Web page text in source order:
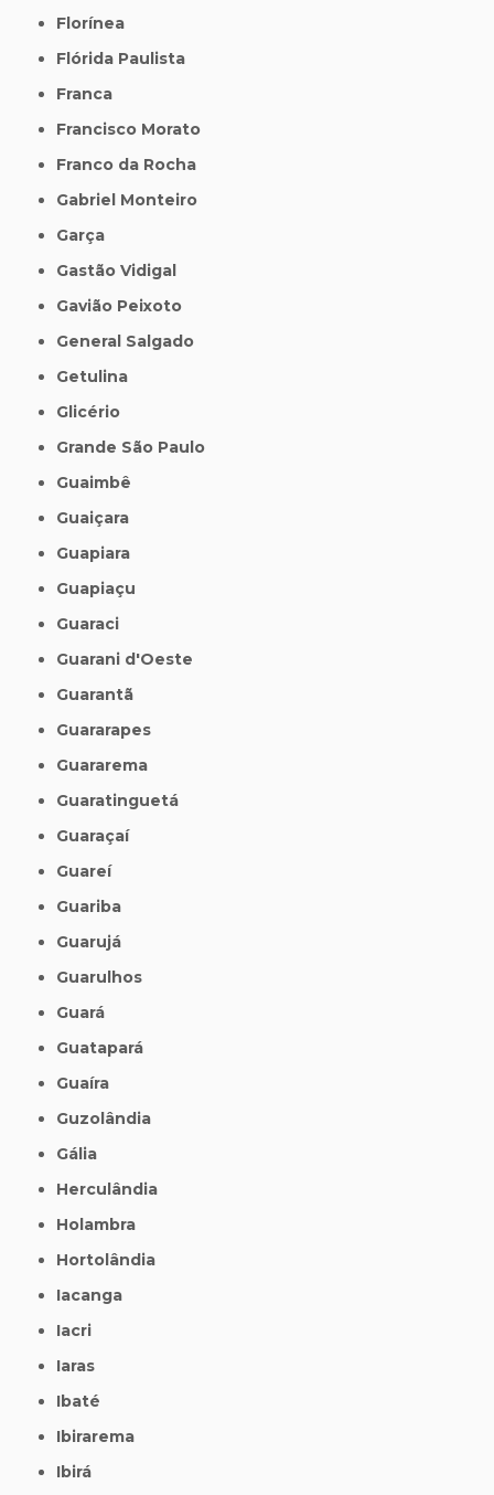
Florínea
Flórida Paulista
Franca
Francisco Morato
Franco da Rocha
Gabriel Monteiro
Garça
Gastão Vidigal
Gavião Peixoto
General Salgado
Getulina
Glicério
Grande São Paulo
Guaimbê
Guaiçara
Guapiara
Guapiaçu
Guaraci
Guarani d'Oeste
Guarantã
Guararapes
Guararema
Guaratinguetá
Guaraçaí
Guareí
Guariba
Guarujá
Guarulhos
Guará
Guatapará
Guaíra
Guzolândia
Gália
Herculândia
Holambra
Hortolândia
Iacanga
Iacri
Iaras
Ibaté
Ibirarema
Ibirá